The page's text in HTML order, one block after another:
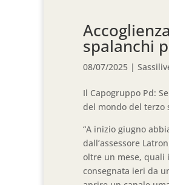
spalanchi
08/07/2025 |
Il Capogruppo Pd:
del mondo del terzo
“A inizio giugno
dall’assessore
oltre un mese, quali
consegnata ieri da